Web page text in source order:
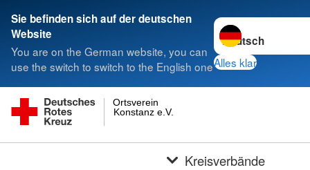
Sie befinden sich auf der deutschen
Website
You are on the German website, you can
use the switch to switch to the English one
Sprache wechseln
Alles klar
Konstanz e.V.
Ortsverein
Kreisverbände